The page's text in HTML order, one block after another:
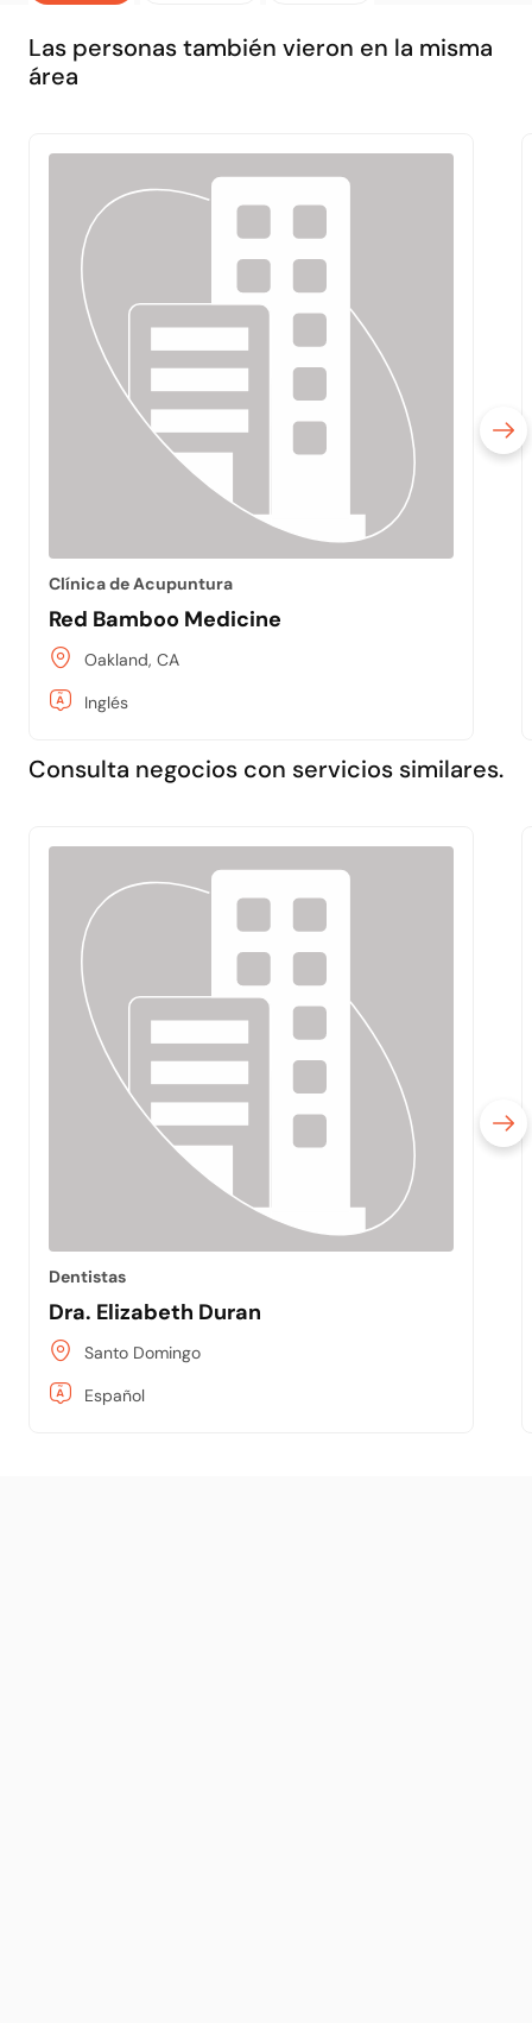
Las personas también vieron en la misma
área
Clínica de Acupuntura
Red Bamboo Medicine
Oakland, CA
Inglés
Consulta negocios con servicios similares.
Dentistas
Dra. Elizabeth Duran
Santo Domingo
Español